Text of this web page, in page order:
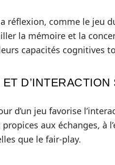
réflexion, comme le jeu
la mémoire et la
capacités cognitives
D’INTERACTION
d’un jeu favorise
aux échanges, à
que le fair-play.